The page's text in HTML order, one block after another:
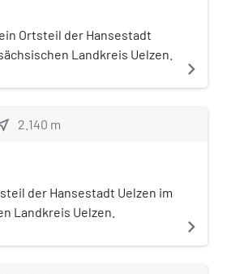
Ortsteil der Hansestadt
Landkreis Uelzen.
navigate_next
2.140 m
der Hansestadt Uelzen im
Landkreis Uelzen.
navigate_next